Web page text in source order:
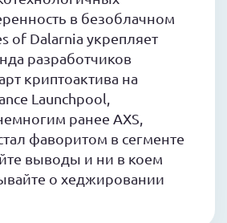
в безоблачном
of Dalarnia укрепляет
разработчиков
криптоактива на
Launchpool,
ранее AXS,
фаворитом в сегменте
выводы и ни в коем
о хеджировании